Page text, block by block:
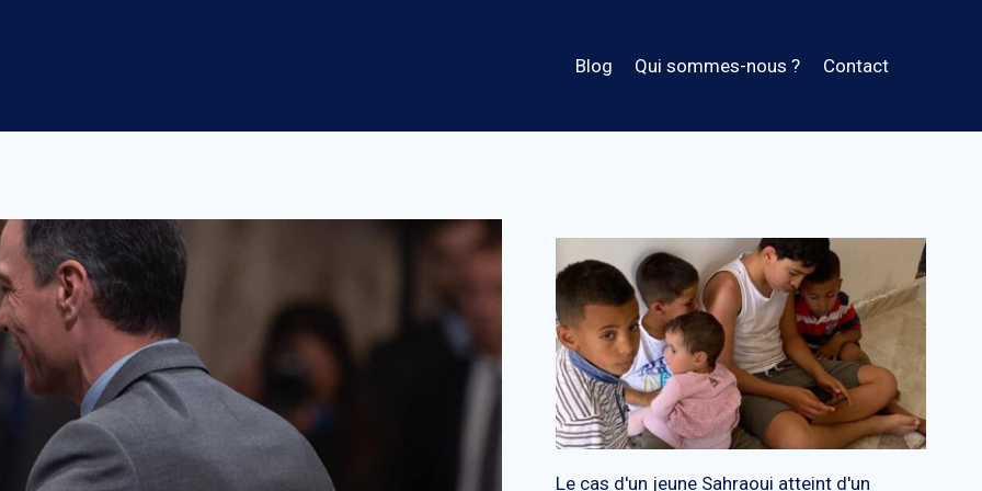
Blog Qui sommes-nous ? Contact
Le cas d'un jeune Sahraoui atteint d'un